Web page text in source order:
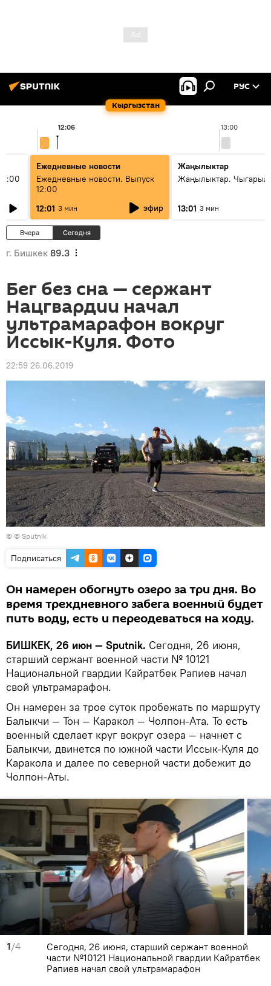
Кыргызстан
РУС
13:00
12:06
Ежедневные новости
Ежедневные новости. Выпуск
12:00
12:01 3 мин эфир
Жаңылыктар
Жаңылыктар.
13:01 3 мин
Вчера Сегодня
г. Бишкек 89.3
Бег без сна — сержант
Нацгвардии начал
ультрамарафон вокруг
Иссык-Куля. Фото
22:59 26.06.2019
© © Sputnik
Подписаться
Он намерен обогнуть озеро за три дня. Во
время трехдневного забега военный будет
пить воду, есть и переодеваться на ходу.
БИШКЕК, 26 июн — Sputnik. Сегодня, 26 июня,
старший сержант военной части № 10121
Национальной гвардии Кайратбек Рапиев начал
свой ультрамарафон.
Он намерен за трое суток пробежать по маршруту
Балыкчи — Тон — Каракол — Чолпон-Ата. То есть
военный сделает круг вокруг озера — начнет с
Балыкчи, двинется по южной части Иссык-Куля до
Каракола и далее по северной части добежит до
Чолпон-Аты.
1/4
Сегодня, 26 июня, старший сержант военной
части №10121 Национальной гвардии Кайратбек
Рапиев начал свой ультрамарафон